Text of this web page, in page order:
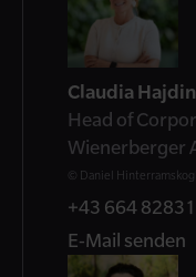
Claudia
Head of
Wienerberger
© Daniel
+43 664
E-Mail senden